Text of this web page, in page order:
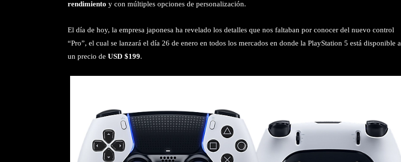
rendimiento y con múltiples opciones de personalización.
El día de hoy, la empresa japonesa ha revelado los detalles que nos faltaban por conocer del nuevo control
“Pro”, el cual se lanzará el día 26 de enero en todos los mercados en donde la PlayStation 5 está disponible a
un precio de USD $199.